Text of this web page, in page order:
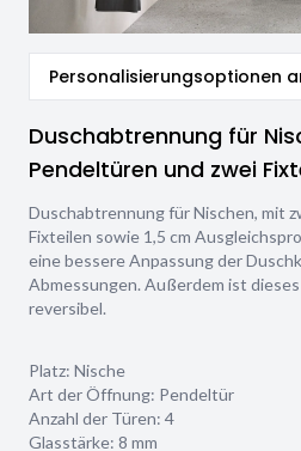
Personalisierungsoptionen
Duschabtrennung für
Pendeltüren und zwei
Duschabtrennung für Nischen, mit
Fixteilen sowie 1,5 cm
eine bessere Anpassung der
Abmessungen. Außerdem ist
reversibel.
Platz: Nische
Art der Öffnung: Pendeltür
Anzahl der Türen: 4
Glasstärke: 8 mm